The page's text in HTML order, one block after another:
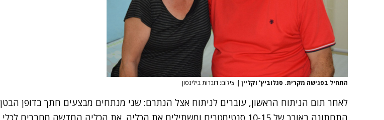
התחיל בפגישה מקרית. סגלוביץ' וקליין | צילום: דוברות בילינסון
לאחר תום הניתוח הראשון, עוברים לניתוח אצל הנתרם: שני מנתחים מבצעים חתך בדופן הבטן